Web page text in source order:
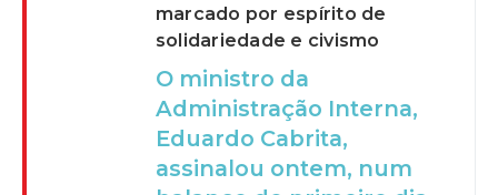
marcado por espírito de
solidariedade e civismo
O ministro da
Administração Interna,
Eduardo Cabrita,
assinalou ontem, num